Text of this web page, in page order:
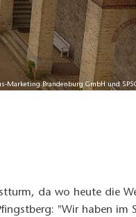
Marketing Brandenburg GmbH und
da wo heute die
"Wir haben im